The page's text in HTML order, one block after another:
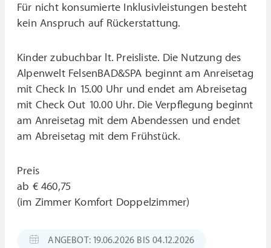
Für nicht konsumierte Inklusivleistungen besteht
kein Anspruch auf Rückerstattung.
Kinder zubuchbar lt. Preisliste. Die Nutzung des
Alpenwelt FelsenBAD&SPA beginnt am Anreisetag
mit Check In 15.00 Uhr und endet am Abreisetag
mit Check Out 10.00 Uhr. Die Verpflegung beginnt
am Anreisetag mit dem Abendessen und endet
am Abreisetag mit dem Frühstück.
Preis
ab € 460,75
(im Zimmer Komfort Doppelzimmer)
ANGEBOT: 19.06.2026 BIS 04.12.2026